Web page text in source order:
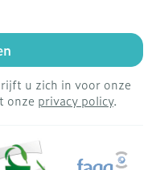
u zich in voor onze
onze privacy policy.